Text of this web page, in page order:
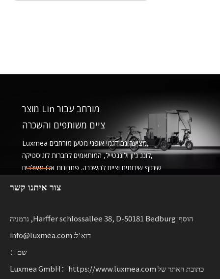
ציים משותפים והשכרה
Luxmea מציעה גם דגמי אופני מטען מורחבים,
לונג ג'ון ולונגטייל, המותאמים לחברות לוגיסטיקה,
שיתוף שירותים וציים להשכרה. פתרונות אלו משלבים
צור איתנו קשר
הוסף: Harffer schlossallee 38, D-50181 Bedburg, גרמניה
דוא'ל: info@luxmea.com
שם：
כתובת האתר של Luxmea GmbH：https://www.luxmea.com